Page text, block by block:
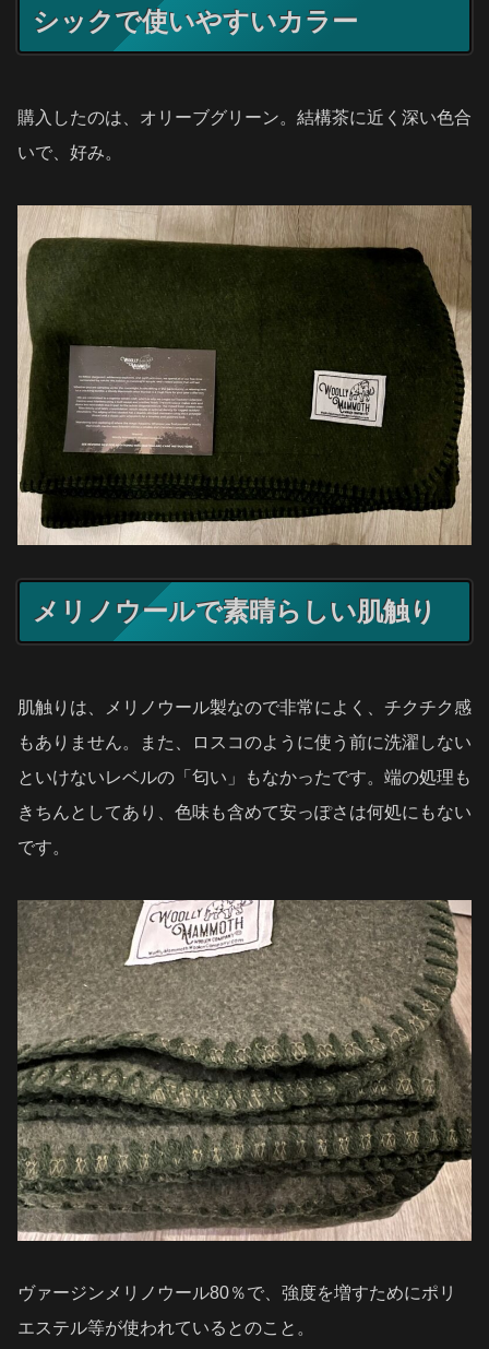
シックで使いやすいカラー
購入したのは、オリーブグリーン。結構茶に近く深い色合
いで、好み。
メリノウールで素晴らしい肌触り
肌触りは、メリノウール製なので非常によく、チクチク感
もありません。また、ロスコのように使う前に洗濯しない
といけないレベルの「匂い」もなかったです。端の処理も
きちんとしてあり、色味も含めて安っぽさは何処にもない
です。
ヴァージンメリノウール80％で、強度を増すためにポリ
エステル等が使われているとのこと。